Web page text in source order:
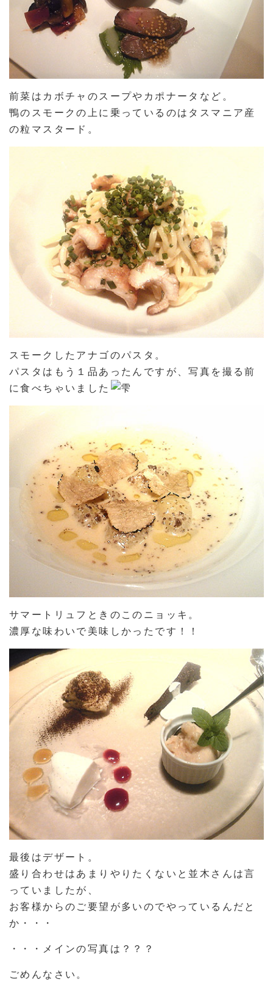
前菜はカボチャのスープやカポナータなど。
鴨のスモークの上に乗っているのはタスマニア産
の粒マスタード。
スモークしたアナゴのパスタ。
パスタはもう１品あったんですが、写真を撮る前
に食べちゃいました
サマートリュフときのこのニョッキ。
濃厚な味わいで美味しかったです！！
最後はデザート。
盛り合わせはあまりやりたくないと並木さんは言
っていましたが、
お客様からのご要望が多いのでやっているんだと
か・・・
・・・メインの写真は？？？
ごめんなさい。